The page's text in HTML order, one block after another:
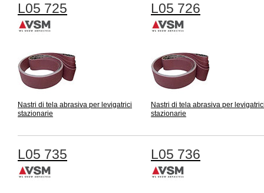
L05 725
Nastri di tela abrasiva per levigatrici
stazionarie
L05 726
Nastri di tela abrasiva per
stazionarie
L05 735 L05 736